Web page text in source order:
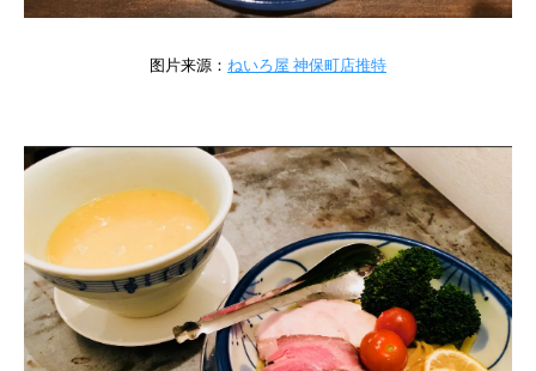
图片来源： ねいろ屋 神保町店推特